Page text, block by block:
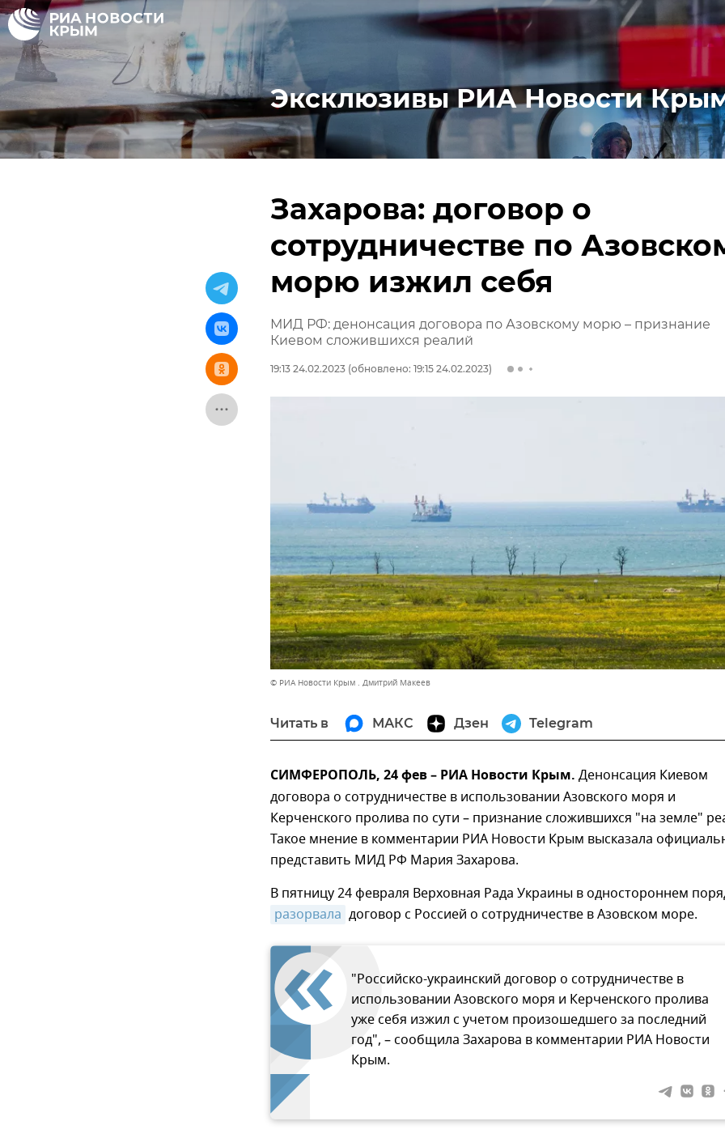
Эксклюзивы РИА Новости
Захарова: договор о
сотрудничестве по
морю изжил себя
МИД РФ: денонсация договора по Азовскому морю – признание
Киевом сложившихся реалий
19:13 24.02.2023 (обновлено: 19:15 24.02.2023)
© РИА Новости Крым . Дмитрий Макеев
Читать в МАКС Дзен Telegram
СИМФЕРОПОЛЬ, 24 фев – РИА Новости Крым. Денонсация Киевом
договора о сотрудничестве в использовании Азовского моря и
Керченского пролива по сути – признание сложившихся "на земле"
Такое мнение в комментарии РИА Новости Крым высказала
представить МИД РФ Мария Захарова.
В пятницу 24 февраля Верховная Рада Украины в одностороннем
разорвала договор с Россией о сотрудничестве в Азовском море.
"Российско-украинский договор о сотрудничестве в
использовании Азовского моря и Керченского пролива
уже себя изжил с учетом произошедшего за последний
год", – сообщила Захарова в комментарии РИА Новости
Крым.